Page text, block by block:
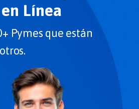
Línea
Pymes que están